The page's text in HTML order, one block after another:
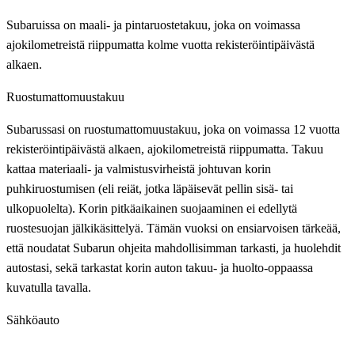
Subaruissa on maali- ja pintaruostetakuu, joka on voimassa
ajokilometreistä riippumatta kolme vuotta rekisteröintipäivästä
alkaen.
Ruostumattomuustakuu
Subarussasi on ruostumattomuustakuu, joka on voimassa 12 vuotta
rekisteröintipäivästä alkaen, ajokilometreistä riippumatta. Takuu
kattaa materiaali- ja valmistusvirheistä johtuvan korin
puhkiruostumisen (eli reiät, jotka läpäisevät pellin sisä- tai
ulkopuolelta). Korin pitkäaikainen suojaaminen ei edellytä
ruostesuojan jälkikäsittelyä. Tämän vuoksi on ensiarvoisen tärkeää,
että noudatat Subarun ohjeita mahdollisimman tarkasti, ja huolehdit
autostasi, sekä tarkastat korin auton takuu- ja huolto-oppaassa
kuvatulla tavalla.
Sähköauto